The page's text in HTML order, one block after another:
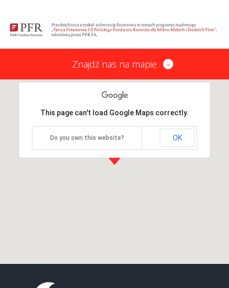
Znajdź nas na mapie
This page can't load Google Maps correctly.
Do you own this website? OK